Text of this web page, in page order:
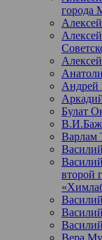
города
Андрей
Булат
Варлам
второй